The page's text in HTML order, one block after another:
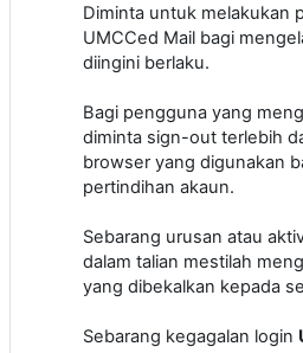
Diminta untuk melakukan
UMCCed Mail bagi
diingini berlaku.
Bagi pengguna yang
diminta sign-out terlebih
browser yang digunakan
pertindihan akaun.
Sebarang urusan atau
dalam talian mestilah
yang dibekalkan kepada
Sebarang kegagalan login